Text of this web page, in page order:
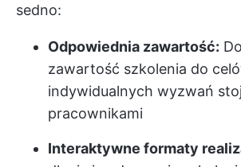
sedno:
Odpowiednia zawartość:
zawartość szkolenia do
indywidualnych wyzwań
pracownikami
Interaktywne formaty